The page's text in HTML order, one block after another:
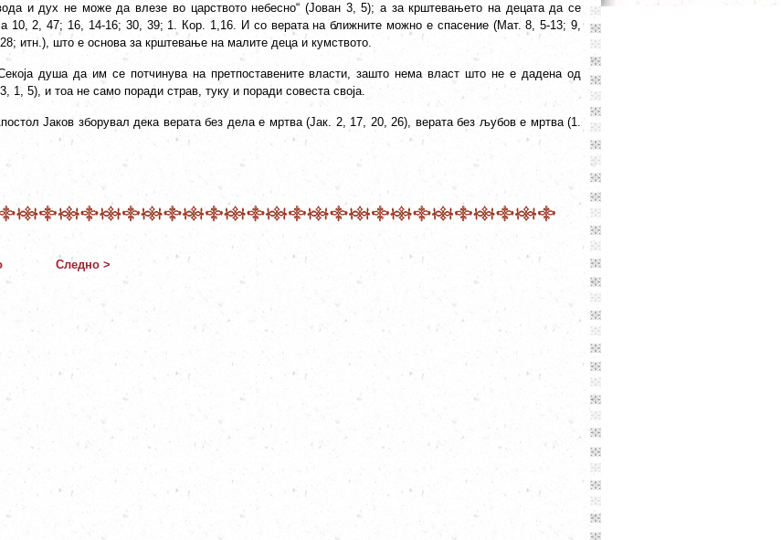
и дух не може да влезе во царството небесно“ (Јован 3, 5); а за крштевањето на децата да се
10, 2, 47; 16, 14-16; 30, 39; 1. Кор. 1,16. И со верата на ближните можно е спасение (Мат. 8, 5-13; 9,
итн.), што е основа за крштевање на малите деца и кумството.
душа да им се потчинува на претпоставените власти, зашто нема власт што не е дадена од
1, 5), и тоа не само поради страв, туку и поради совеста своја.
Јаков зборувал дека верата без дела е мртва (Јак. 2, 17, 20, 26), верата без љубов е мртва (1.
Следно >